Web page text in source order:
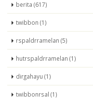
berita (617)
twibbon (1)
rspaldrramelan (5)
hutrspaldrramelan (1)
dirgahayu (1)
twibbonrsal (1)